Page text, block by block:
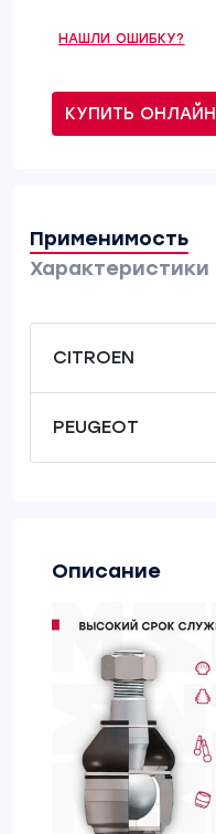
НАШЛИ ОШИБКУ?
КУПИТЬ ОНЛАЙН
Применимость
Характеристики
CITROEN
PEUGEOT
Описание